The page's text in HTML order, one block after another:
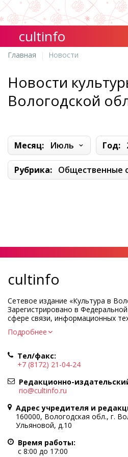
cultinfo
Главная Новости
Новости
Вологодской
Месяц: Июль Год:
Рубрика: Общественные
cultinfo
Сетевое издание «Культура в
Зарегистрировано в
сфере связи, информационных
коммуникаций.
Регистрационный номер и дата
Учредитель КУ ВО
культуры»
Адрес учредителя и редакции:
Вологда, ул. Марии Ульяновой,
Главный редактор — Легчанова
Политика в отношении
При полном или частичном
портала гиперссылка на cultinfo.ru
Редакция не несет
Подробнее
Тел/факс:
+7 (8172) 21-04-24
Редакционно-
rio@cultinfo.ru
Адрес учредителя и
160000, Вологодская обл., г.
Ульяновой, д.10
Время работы:
с 8:00 до 17:00